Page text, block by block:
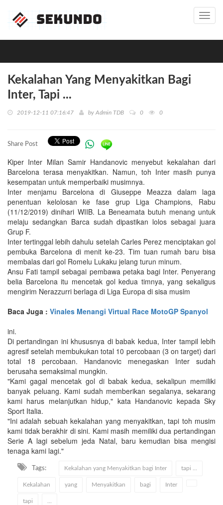
Kekalahan Yang Menyakitkan Bagi
Inter, Tapi ...
2019-12-11 07:16:47 by Admin TDB 0 0
Share Post
Kiper Inter Milan Samir Handanovic menyebut kekalahan dari
Barcelona terasa menyakitkan. Namun, toh Inter masih punya
kesempatan untuk memperbaiki musimnya.
Inter menjamu Barcelona di Giuseppe Meazza dalam laga
penentuan kelolosan ke fase grup Liga Champions, Rabu
(11/12/2019) dinihari WIIB. La Beneamata butuh menang untuk
melaju sedangkan Barca sudah dipastikan lolos sebagai juara
Grup F.
Inter tertinggal lebih dahulu setelah Carles Perez menciptakan gol
pembuka Barcelona di menit ke-23. Tim tuan rumah baru bisa
membalas dari gol Romelu Lukaku jelang turun minum.
Ansu Fati tampil sebagai pembawa petaka bagi Inter. Penyerang
belia Barcelona itu mencetak gol kedua timnya, yang sekaligus
mengirim Nerazzurri berlaga di Liga Europa di sisa musim
Baca Juga : Vinales Menangi Virtual Race MotoGP Spanyol
ini.
Di pertandingan ini khususnya di babak kedua, Inter tampil lebih
agresif setelah membukukan total 10 percobaan (3 on target) dari
total 18 percobaan. Handanovic menegaskan Inter sudah
berusaha semaksimal mungkin.
"Kami gagal mencetak gol di babak kedua, sekalipun memiliki
banyak peluang. Kami sudah memberikan segalanya, sekarang
kami harus melanjutkan hidup," kata Handanovic kepada Sky
Sport Italia.
"Ini adalah sebuah kekalahan yang menyakitkan, tapi toh musim
kami tidak berakhir di sini. Kami masih memiliki dua pertandingan
Serie A lagi sebelum jeda Natal, baru kemudian bisa mengisi
tenaga kami lagi."
Tags: Kekalahan yang Menyakitkan bagi Inter tapi ...
Kekalahan yang Menyakitkan bagi Inter
tapi